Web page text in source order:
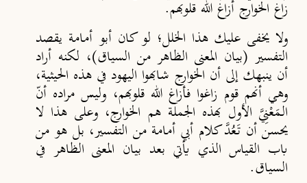
زاغ الخوارج أزاغ الله قلوبهم.
ولا يخفى عليك هذا الخلل؛ لو كان أبو أمامة يقصد
التفسير (بيان المعنى الظاهر من السياق)، لكنه أراد
أن ينبهك إلى أن الخوارج شابهوا اليهود في هذه الحيثية،
وهي أنهم قوم زاغوا فأزاغ الله قلوبهم، وليس مراده أنّ
الـمَعْنِيَّ الأول بهذه الجملة هم الخوارج، وعلى هذا لا
يحسن أن تَعُدَّ كلام أبي أمامة من التفسير، بل هو من
باب القياس الذي يأتي بعد بيان المعنى الظاهر في
السياق.